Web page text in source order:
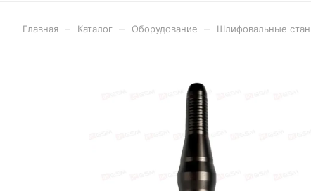
Главная Каталог Оборудование Шлифовальные